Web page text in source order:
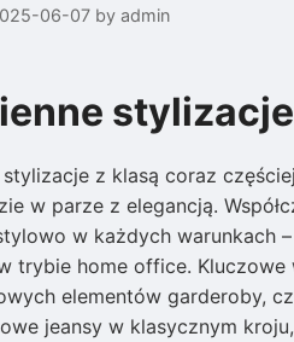
06-07 by admin
z klasą coraz
w parze z elegancją.
w każdych warunkach
trybie home office.
elementów garderoby,
jeansy w klasycznym